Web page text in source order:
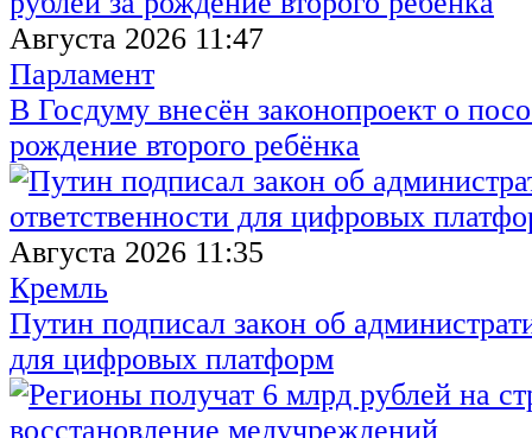
Августа 2026 11:47
Парламент
В Госдуму внесён законопроект о
рождение второго ребёнка
Августа 2026 11:35
Кремль
Путин подписал закон об
для цифровых платформ